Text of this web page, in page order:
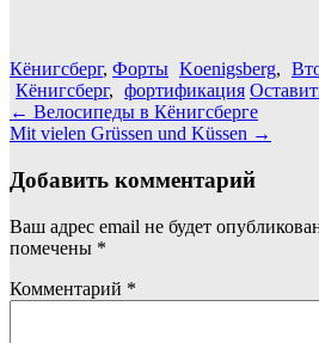
Кёнигсберг, Форты Koenigsberg,
Кёнигсберг, фортификация
Навигация
по
← Велосипеды в Кёнигсберге
Mit vielen Grüssen und Küssen →
Добавить комментарий
Ваш адрес email не будет
помечены *
Комментарий *